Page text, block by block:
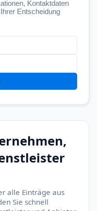
Kontaktdaten
Entscheidung
alle Einträge aus
Sie schnell